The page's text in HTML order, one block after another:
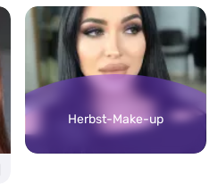
Herbst-Make-up